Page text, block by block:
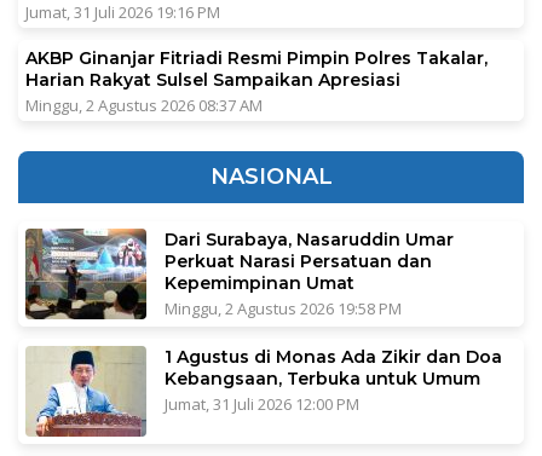
Jumat, 31 Juli 2026 19:16 PM
AKBP Ginanjar Fitriadi Resmi Pimpin Polres Takalar,
Harian Rakyat Sulsel Sampaikan Apresiasi
Minggu, 2 Agustus 2026 08:37 AM
NASIONAL
Dari Surabaya, Nasaruddin Umar
Perkuat Narasi Persatuan dan
Kepemimpinan Umat
Minggu, 2 Agustus 2026 19:58 PM
1 Agustus di Monas Ada Zikir dan Doa
Kebangsaan, Terbuka untuk Umum
Jumat, 31 Juli 2026 12:00 PM